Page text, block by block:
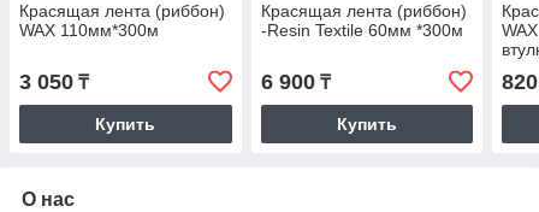
Красящая лента (риббон)
WAX 110мм*300м
3 050 ₸
Купить
Красящая лента (риббон)
-Resin Textile 60мм *300м
6 900₸
Купить
820
О нас